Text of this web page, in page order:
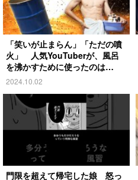
「笑いが止まらん」「ただの噴
火」 人気YouTuberが、風呂
を沸かすために使ったのは…
2024.10.02
門限を超えて帰宅した娘 怒っ